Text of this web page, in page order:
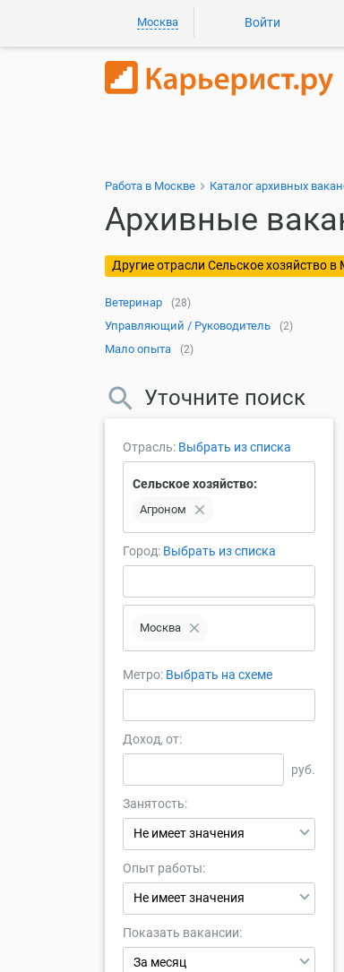
Москва Войти
Работа в Москве Каталог архивных
Архивные
Другие отрасли Сельское хозяйство в
Ветеринар (28)
Управляющий / Руководитель (2)
Мало опыта (2)
Уточните поиск
Отрасль: Выбрать из списка
Сельское хозяйство:
Агроном close
Город: Выбрать из списка
Москва close
Метро: Выбрать на схеме
Доход, от:
руб.
Занятость:
Не имеет значения
Опыт работы:
Не имеет значения
Показать вакансии:
За месяц